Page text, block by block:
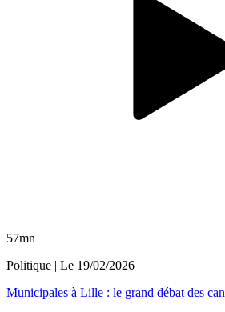
57mn
Politique | Le 19/02/2026
Municipales à Lille : le grand débat des